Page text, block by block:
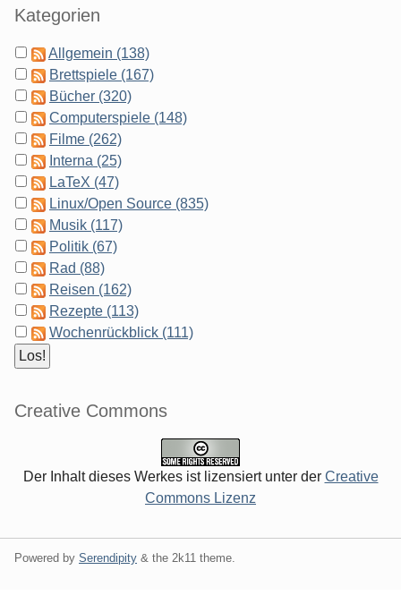
Kategorien
Allgemein (138)
Brettspiele (167)
Bücher (320)
Computerspiele (148)
Filme (262)
Interna (25)
LaTeX (47)
Linux/Open Source (835)
Musik (117)
Politik (67)
Rad (88)
Reisen (162)
Rezepte (113)
Wochenrückblick (111)
Creative Commons
Der Inhalt dieses Werkes ist lizensiert unter der Creative
Commons Lizenz
Powered by Serendipity & the 2k11 theme.